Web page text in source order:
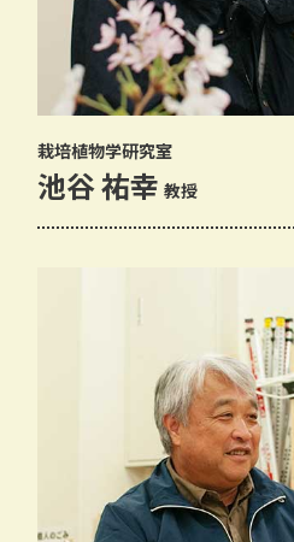
栽培植物学研究室
池谷 祐幸 教授